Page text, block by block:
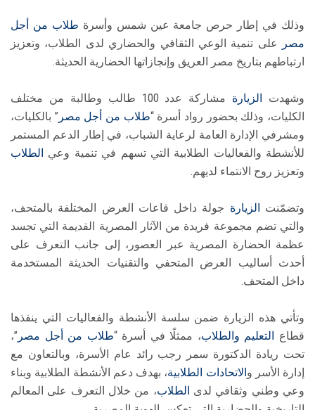
وذلك في إطار حرص جامعة عين شمس وأسرة طلاب من أجل
مصر
على تنمية الوعي الثقافي والحضاري لدى الطلاب، وتعزيز
ارتباطهم بتاريخ مصر العريق وإنجازاتها الحضارية الحديثة.
وشهدت الزيارة
مشاركة عدد 100 طالب وطالبة من مختلف
الكليات، وذلك بحضور رواد أسرة “طلاب من أجل مصر ” بالكليات،
ومشرفي الإدارة العامة لرعاية الشباب، في إطار الدعم المستمر
للأنشطة والفعاليات الطلابية التي تسهم في تنمية وعي
الطلاب
وتعزيز روح الانتماء لديهم.
وتضمّنت الزيارة جولة داخل قاعات العرض المختلفة بالمتحف،
والتي تضم مجموعة فريدة من الآثار المصرية القديمة التي تجسد
عظمة الحضارة المصرية عبر العصور، إلى جانب التعرف على
أحدث أساليب العرض المتحفي والتقنيات الحديثة المستخدمة
داخل المتحف.
وتأتي هذه الزيارة ضمن سلسة الأنشطة والفعاليات التي ينفذها
قطاع التعليم والطلاب، ممثلًا في أسرة “طلاب من أجل مصر ”،
تحت ريادة الدكتورة سمر رجب رائد عام الأسرة، وبالتعاون مع
إدارة الأسر و الاتحادات الطلابية، بهدف دعم الأنشطة الطلابية وبناء
وعي وطني وثقافي لدى الطلاب، من خلال التعرف على المعالم